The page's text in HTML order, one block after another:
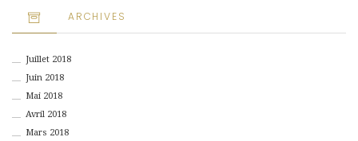
ARCHIVES
Juillet 2018
Juin 2018
Mai 2018
Avril 2018
Mars 2018